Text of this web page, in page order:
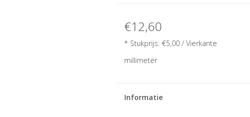
€12,60
* Stukprijs: €5,00/ Vierkante
millimeter
Informatie